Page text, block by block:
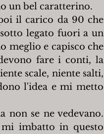
un bel caratterino.
il carico da 90 che
legato fuori a un
meglio e capisco che
fare i conti, la
scale, niente salti,
l'idea e mi metto
non se ne vedevano.
imbatto in questo